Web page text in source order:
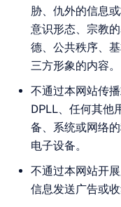
胁、仇外的信息
意识形态、宗教
德、公共秩序、
三方形象的内容。
不通过本网站传
DPLL、任何其他
备、系统或网络
电子设备。
不通过本网站开
信息发送广告或